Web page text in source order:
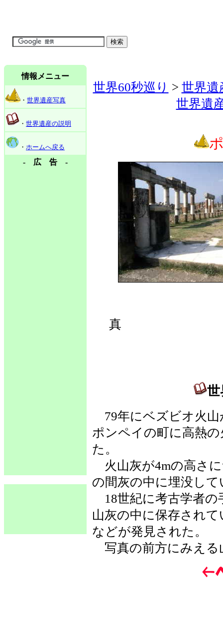
情報メニュー
・ 世界遺産写真
・ 世界遺産の説明
・ ホームへ戻る
- 広 告 -
世界60秒巡り > 世界遺
世界遺
真
世
79年にベズビオ火山
ポンペイの町に高熱
た。
火山灰が4mの高さ
の間灰の中に埋没して
18世紀に考古学者の
山灰の中に保存され
などが発見された。
写真の前方にみえる